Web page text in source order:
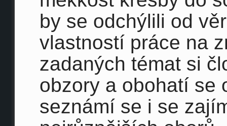
by se odchýlili od
vlastností práce na
zadaných témat si
obzory a obohatí se
seznámí se i se